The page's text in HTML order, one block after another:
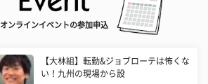
オンラインイベントの参加申込
【大林組】転勤&ジョブローテは怖くな
い！九州の現場から設